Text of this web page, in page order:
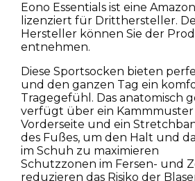
Eono Essentials ist eine
lizenziert für Dritthersteller.
Hersteller können Sie der
entnehmen.
Diese Sportsocken bieten
und den ganzen Tag ein
Tragegefühl. Das anatomisch
verfügt über ein Kammmuster
Vorderseite und ein
des Fußes, um den Halt und
im Schuh zu maximieren
Schutzzonen im Fersen- und
reduzieren das Risiko der